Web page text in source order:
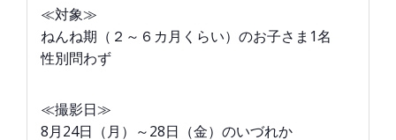
≪対象≫
ねんね期（２～６カ月くらい）のお子さま1名
性別問わず
≪撮影日≫
8月24日（月）～28日（金）のいづれか